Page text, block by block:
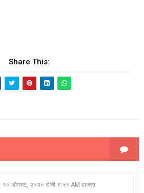
Share This:
१० ऑगस्ट, २०२० रोजी ९:५१ AM वाजता